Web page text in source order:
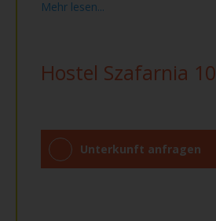
Mehr lesen...
Hostel Szafarnia 10
Unterkunft anfragen